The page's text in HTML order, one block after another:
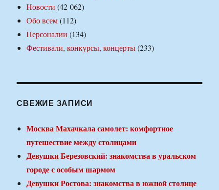
Новости (42 062)
Обо всем(112)
Персоналии (134)
Фестивали, конкурсы, концерты(233)
СВЕЖИЕ ЗАПИСИ
Москва Махачкала самолет: комфортное
путешествие между столицами
Девушки Березовский: знакомства в уральском
городе с особым шармом
Девушки Ростова: знакомства в южной столице